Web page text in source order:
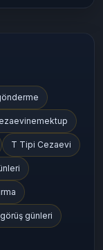
T Tipi Cezaevi
günleri